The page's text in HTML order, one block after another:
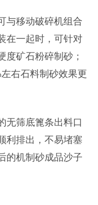
与移动破碎机组合
在一起时，可针对
度矿石粉碎制砂；
右石料制砂效果更
无筛底篦条出料口
利排出，不易堵塞
的机制砂成品沙子